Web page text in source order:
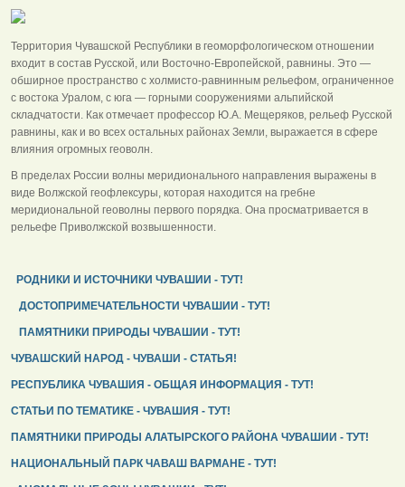
Территория Чувашской Республики в геоморфологическом отношении
входит в состав Русской, или Восточно-Европейской, равнины. Это —
обширное пространство с холмисто-равнинным рельефом, ограниченное
с востока Уралом, с юга — горными сооружениями альпийской
складчатости. Как отмечает профессор Ю.А. Мещеряков, рельеф Русской
равнины, как и во всех остальных районах Земли, выражается в сфере
влияния огромных геоволн.
В пределах России волны меридионального направления выражены в
виде Волжской геофлексуры, которая находится на гребне
меридиональной геоволны первого порядка. Она просматривается в
рельефе Приволжской возвышенности.
РОДНИКИ И ИСТОЧНИКИ ЧУВАШИИ - ТУТ!
ДОСТОПРИМЕЧАТЕЛЬНОСТИ ЧУВАШИИ - ТУТ!
ПАМЯТНИКИ ПРИРОДЫ ЧУВАШИИ - ТУТ!
ЧУВАШСКИЙ НАРОД - ЧУВАШИ - СТАТЬЯ!
РЕСПУБЛИКА ЧУВАШИЯ - ОБЩАЯ ИНФОРМАЦИЯ - ТУТ!
СТАТЬИ ПО ТЕМАТИКЕ - ЧУВАШИЯ - ТУТ!
ПАМЯТНИКИ ПРИРОДЫ АЛАТЫРСКОГО РАЙОНА ЧУВАШИИ - ТУТ!
НАЦИОНАЛЬНЫЙ ПАРК ЧАВАШ ВАРМАНЕ - ТУТ!